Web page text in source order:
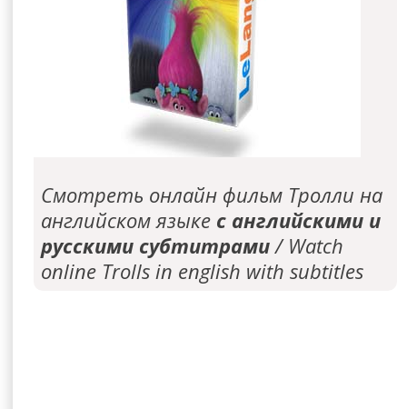
Смотреть онлайн фильм Тролли на
английском языке с английскими и
русскими субтитрами/ Watch
online Trolls in english with subtitles